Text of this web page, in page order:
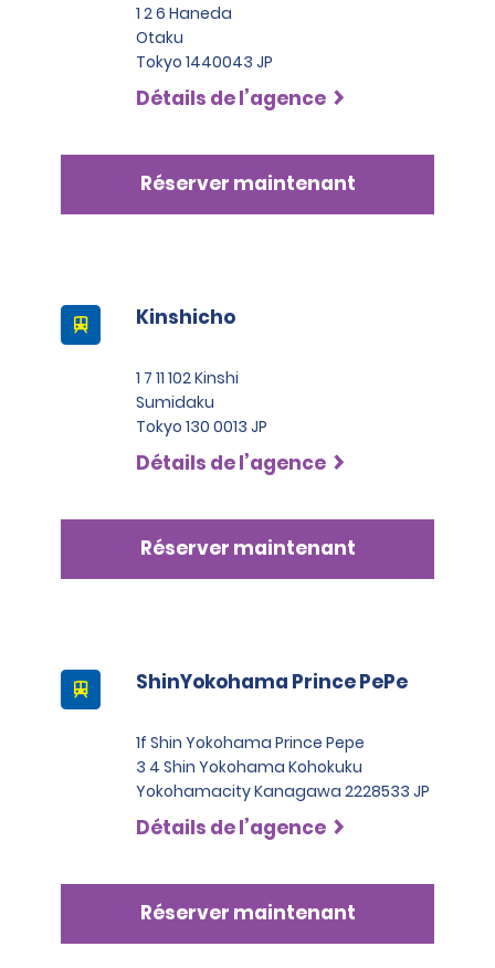
1 2 6 Haneda
Otaku
Tokyo 1440043 JP
Détails de l’agence
Réserver maintenant
Kinshicho
1 7 11 102 Kinshi
Sumidaku
Tokyo 130 0013 JP
Détails de l’agence
Réserver maintenant
ShinYokohama Prince PePe
1f Shin Yokohama Prince Pepe
3 4 Shin Yokohama Kohokuku
Yokohamacity Kanagawa 2228533 JP
Détails de l’agence
Réserver maintenant